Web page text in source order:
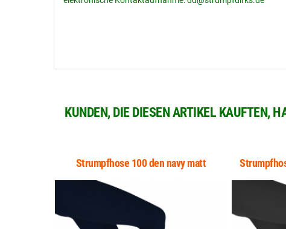
KUNDEN, DIE DIESEN ARTIKEL KAUFTEN,
Strumpfhose 100 den navy matt